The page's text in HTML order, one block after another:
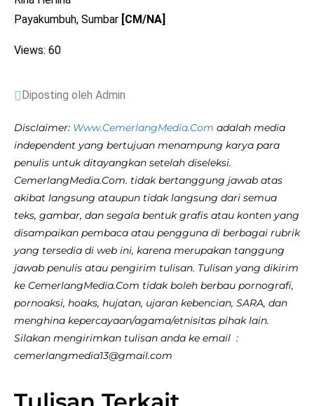
Payakumbuh, Sumbar [CM/NA]
Views: 60
Diposting oleh Admin
Disclaimer: Www.CemerlangMedia.Com adalah media
independent yang bertujuan menampung karya para
penulis untuk ditayangkan setelah diseleksi.
CemerlangMedia.Com. tidak bertanggung jawab atas
akibat langsung ataupun tidak langsung dari semua
teks, gambar, dan segala bentuk grafis atau konten yang
disampaikan pembaca atau pengguna di berbagai rubrik
yang tersedia di web ini, karena merupakan tanggung
jawab penulis atau pengirim tulisan. Tulisan yang dikirim
ke CemerlangMedia.Com tidak boleh berbau pornografi,
pornoaksi, hoaks, hujatan, ujaran kebencian, SARA, dan
menghina kepercayaan/agama/etnisitas pihak lain.
Silakan mengirimkan tulisan anda ke email :
cemerlangmedia13@gmail.com